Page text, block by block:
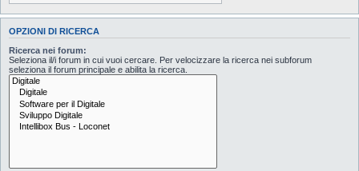
OPZIONI DI RICERCA
Ricerca nei forum:
Seleziona il/i forum in cui vuoi cercare. Per velocizzare la ricerca nei subforum
seleziona il forum principale e abilita la ricerca.